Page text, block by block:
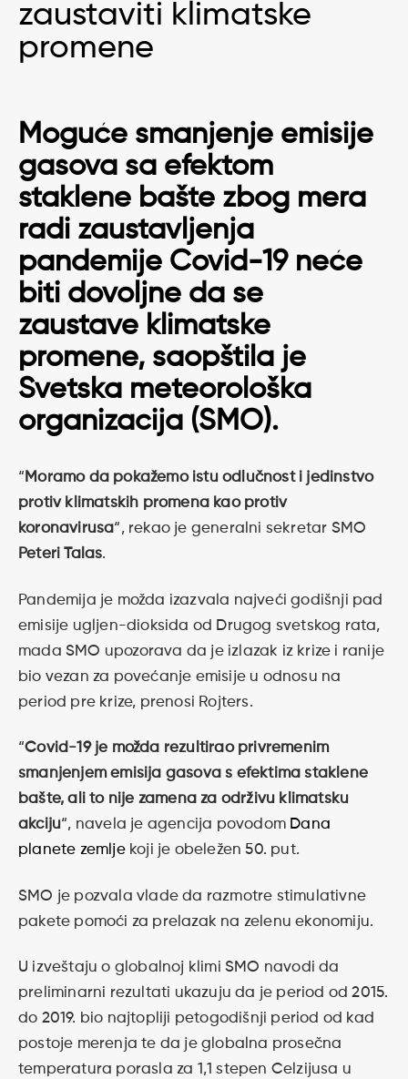
zaustaviti klimatske
promene
Moguće smanjenje emisije
gasova sa efektom
staklene bašte zbog mera
radi zaustavljenja
pandemije Covid-19 neće
biti dovoljne da se
zaustave klimatske
promene, saopštila je
Svetska meteorološka
organizacija (SMO).
“ Moramo da pokažemo istu odlučnost i jedinstvo
protiv klimatskih promena kao protiv
koronavirusa“, rekao je generalni sekretar SMO
Peteri Talas.
Pandemija je možda izazvala najveći godišnji pad
emisije ugljen-dioksida od Drugog svetskog rata,
mada SMO upozorava da je izlazak iz krize i ranije
bio vezan za povećanje emisije u odnosu na
period pre krize, prenosi Rojters.
“Covid-19 je možda rezultirao privremenim
smanjenjem emisija gasova s efektima staklene
bašte, ali to nije zamena za održivu klimatsku
akciju“, navela je agencija povodom Dana
planete zemljekoji je obeležen 50. put.
SMO je pozvala vlade da razmotre stimulativne
pakete pomoći za prelazak na zelenu ekonomiju.
U izveštaju o globalnoj klimi SMO navodi da
preliminarni rezultati ukazuju da je period od 2015.
do 2019. bio najtopliji petogodišnji period od kad
postoje merenja te da je globalna prosečna
temperatura porasla za 1,1 stepen Celzijusa u